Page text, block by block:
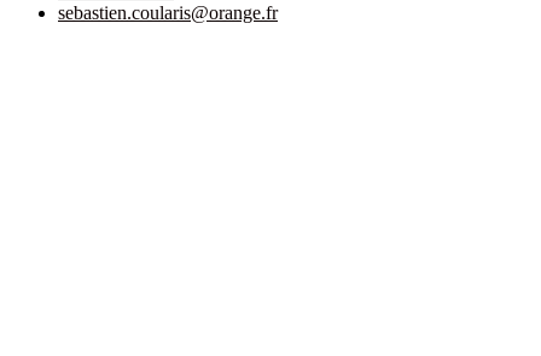
sebastien.coularis@orange.fr